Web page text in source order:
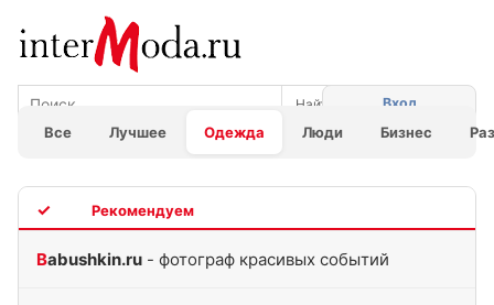
Все Лучшее Одежда Люди Бизнес
Вход
Babushkin.ru - фотограф красивых событий